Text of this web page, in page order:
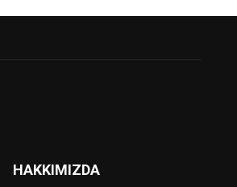
HAKKIMIZDA